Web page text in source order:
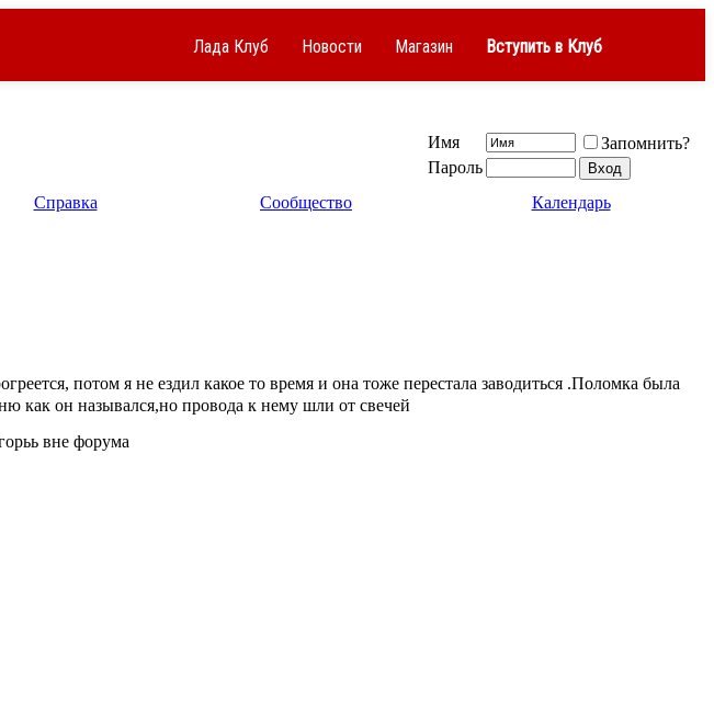
Лада Клуб Новости Магазин Вступить в Клуб
Имя
Запомнить?
Пароль
Справка Сообщество Календарь
потом я не ездил какое то время и она тоже перестала заводиться .Поломка была
как он назывался,но провода к нему шли от свечей